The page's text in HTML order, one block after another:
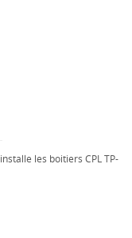
les boitiers CPL TP-